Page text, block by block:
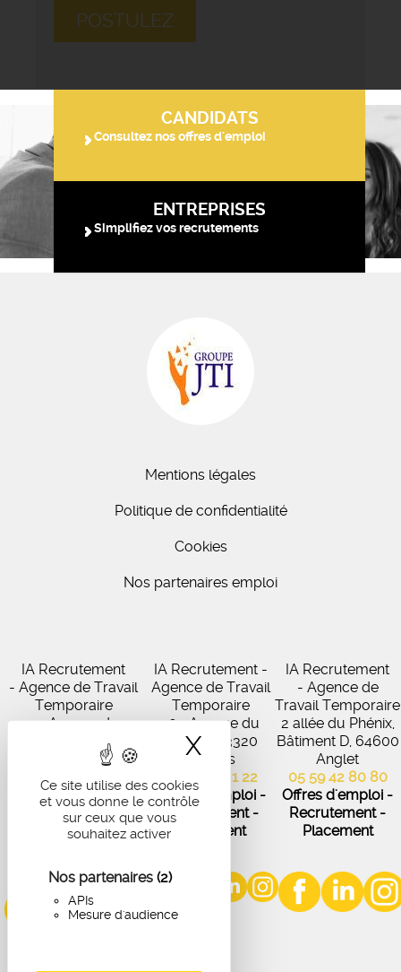
Ce site utilise des cookies
et vous donne le contrôle
sur ceux que vous
souhaitez activer
Nos partenaires (2)
APIs
Mesure d'audience
X Masquer le
POSTULEZ
CANDIDATS
Consultez nos offres d'emploi
ENTREPRISES
Simplifiez vos recrutements
Mentions légales
Politique de confidentialité
Cookies
Nos partenaires emploi
IA Recrutement
- Agence de Travail
Temporaire
27 Avenue de
Virecourt, 33370
Artigues-près-
Bordeaux
05 56 67 48 57
Offres d'emploi -
Recrutement -
IA Recrutement -
Agence de Travail
Temporaire
102 Avenue du
Médoc, 33320
Eysines
05 56 45 21 22
Offres d'emploi -
Recrutement -
Placement
IA Recrutement
- Agence de
Travail Temporaire
2 allée du Phénix,
Bâtiment D, 64600
Anglet
05 59 42 80 80
Offres d'emploi -
Recrutement -
Placement